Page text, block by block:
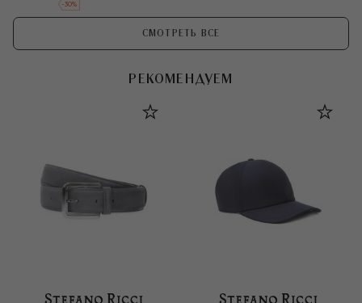
-30%
СМОТРЕТЬ ВСЕ
РЕКОМЕНДУЕМ